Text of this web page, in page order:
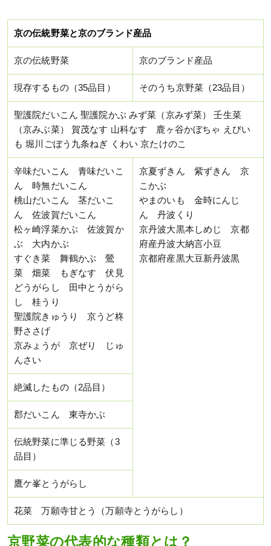
京の伝統野菜と京のブランド産品
京の伝統野菜 京のブランド産品
現存するもの（35品目） そのうち京野菜（23品目）
聖護院だいこん 聖護院かぶ みず菜（京みず菜） 壬生菜
（京みぶ菜） 賀茂なす 山科なす 鹿ヶ谷かぼちゃ えびい
も 堀川ごぼう九条ねぎ くわい 京たけのこ
辛味だいこん 青味だいこ
ん 時無だいこん
桃山だいこん 茎だいこ
ん 佐波賀だいこん
松ヶ崎浮菜かぶ 佐波賀か
ぶ 大内かぶ
すぐき菜 舞鶴かぶ 鶯
菜 畑菜 もぎなす 伏見
どうがらし 田中とうがら
し 桂うり
聖護院きゅうり 京うど柊
野ささげ
京みょうが 京ぜり じゅ
んさい
京夏ずきん 紫ずきん 京
こかぶ
やまのいも 金時にんじ
ん 丹波くり
京丹波大黒本しめじ 京都
府産丹波大納言小豆
京都府産黒大豆新丹波黒
絶滅したもの（2品目）
郡だいこん 東寺かぶ
伝統野菜に準じる野菜（3
品目）
鷹ケ峯とうがらし
花菜 万願寺甘とう（万願寺とうがらし）
京野菜の代表的な種類とは？